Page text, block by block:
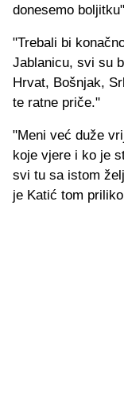
donesemo boljitku"
"Trebali bi
Jablanicu, svi su
Hrvat, Bošnjak,
te ratne priče."
"Meni već duže
koje vjere i ko je
svi tu sa istom
je Katić tom